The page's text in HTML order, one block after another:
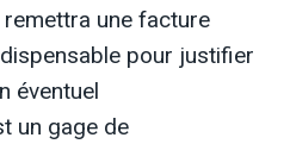
une facture
pour justifier
éventuel
un gage de